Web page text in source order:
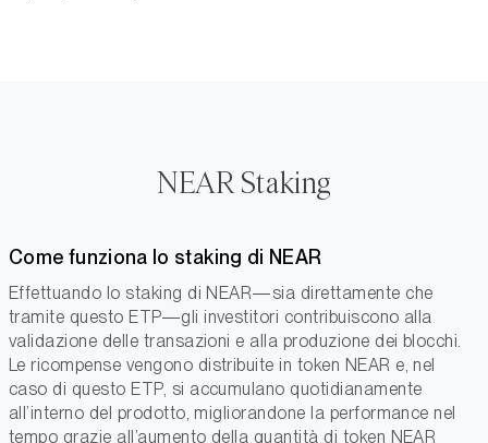
NEAR Staking
Come funziona lo staking di NEAR
Effettuando lo staking di NEAR—sia direttamente che
tramite questo ETP—gli investitori contribuiscono alla
validazione delle transazioni e alla produzione dei blocchi.
Le ricompense vengono distribuite in token NEAR e, nel
caso di questo ETP, si accumulano quotidianamente
all’interno del prodotto, migliorandone la performance nel
tempo grazie all’aumento della quantità di token NEAR